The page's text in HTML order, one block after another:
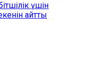
үшін
айтты